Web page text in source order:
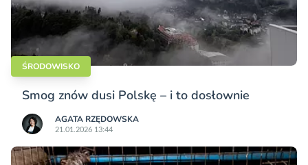
ŚRODOWISKO
Smog znów dusi Polskę – i to dosłownie
AGATA RZĘDOWSKA
21.01.2026 13:44